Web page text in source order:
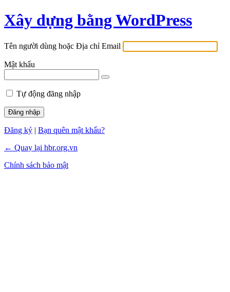
Xây dựng bằng WordPress
Tên người dùng hoặc Địa chỉ Email
Mật khẩu
Tự động đăng nhập
Đăng ký | Bạn quên mật khẩu?
← Quay lại hbr.org.vn
Chính sách bảo mật